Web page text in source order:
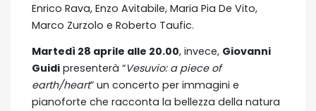
Enrico Rava, Enzo Avitabile, Maria Pia De Vito,
Marco Zurzolo e Roberto Taufic.
Martedì 28 aprile alle 20.00, invece, Giovanni
Guidi presenterà “Vesuvio: a piece of
earth/heart” un concerto per immagini e
pianoforte che racconta la bellezza della natura